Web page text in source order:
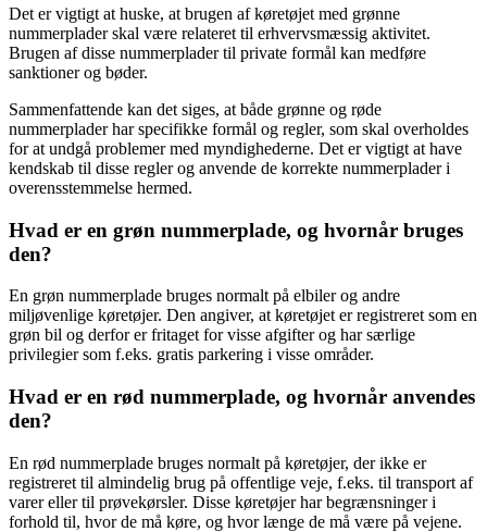
Det er vigtigt at huske, at brugen af køretøjet med grønne
nummerplader skal være relateret til erhvervsmæssig aktivitet.
Brugen af disse nummerplader til private formål kan medføre
sanktioner og bøder.
Sammenfattende kan det siges, at både grønne og røde
nummerplader har specifikke formål og regler, som skal overholdes
for at undgå problemer med myndighederne. Det er vigtigt at have
kendskab til disse regler og anvende de korrekte nummerplader i
overensstemmelse hermed.
Hvad er en grøn nummerplade, og hvornår bruges
den?
En grøn nummerplade bruges normalt på elbiler og andre
miljøvenlige køretøjer. Den angiver, at køretøjet er registreret som en
grøn bil og derfor er fritaget for visse afgifter og har særlige
privilegier som f.eks. gratis parkering i visse områder.
Hvad er en rød nummerplade, og hvornår anvendes
den?
En rød nummerplade bruges normalt på køretøjer, der ikke er
registreret til almindelig brug på offentlige veje, f.eks. til transport af
varer eller til prøvekørsler. Disse køretøjer har begrænsninger i
forhold til, hvor de må køre, og hvor længe de må være på vejene.